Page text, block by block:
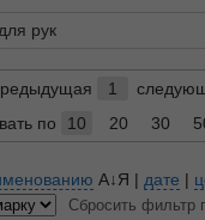
рук
1
по
10 20 30
А↓Я | дате |
Сбросить фильтр